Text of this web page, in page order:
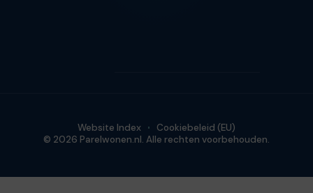
© 2026 Parelwonen.nl. Alle rechten voorbehouden.
Website Index Cookiebeleid (EU)